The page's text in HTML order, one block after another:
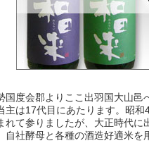
国度会郡よりここ出羽国大山邑
主は17代目にあたります。昭
れて参りましたが、大正時代
自社酵母と各種の酒造好適米を